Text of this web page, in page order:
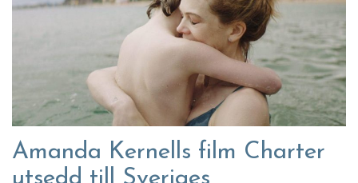
Amanda Kernells film Charter